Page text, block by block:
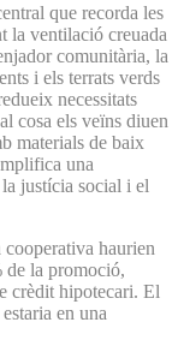
que recorda les
la ventilació creuada
comunitària, la
i els terrats verds
necessitats
cosa els veïns diuen
materials de baix
una
justícia social i el
haurien
de la promoció,
crèdit hipotecari. El
en una